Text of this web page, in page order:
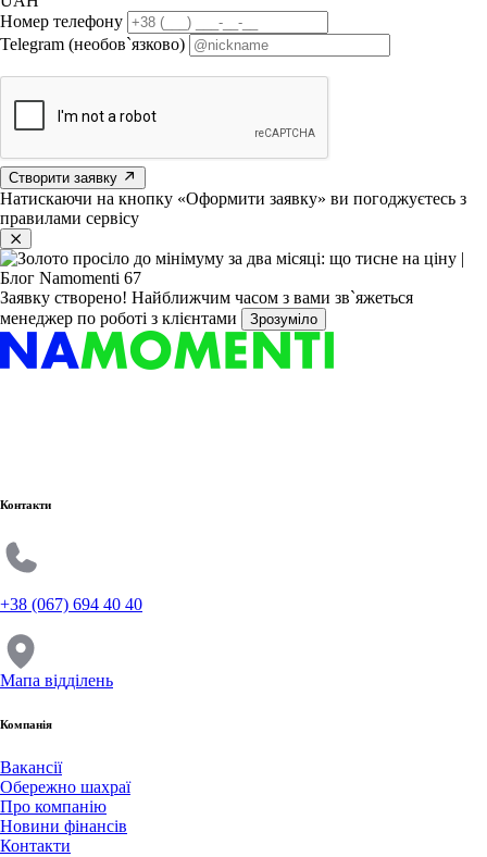
Номер телефону
Telegram (необов`язково)
Створити заявку
Натискаючи на кнопку «Оформити заявку» ви погоджуєтесь з
правилами сервісу
Заявку створено! Найближчим часом з вами зв`яжеться
менеджер по роботі з клієнтами
Зрозуміло
Контакти
+38 (067) 694 40 40
Мапа відділень
Компанія
Вакансії
Обережно шахраї
Про компанію
Новини фінансів
Контакти